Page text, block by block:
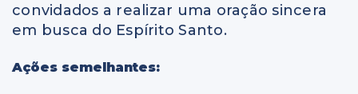
convidados a realizar uma oração sincera
em busca do Espírito Santo.
Ações semelhantes: